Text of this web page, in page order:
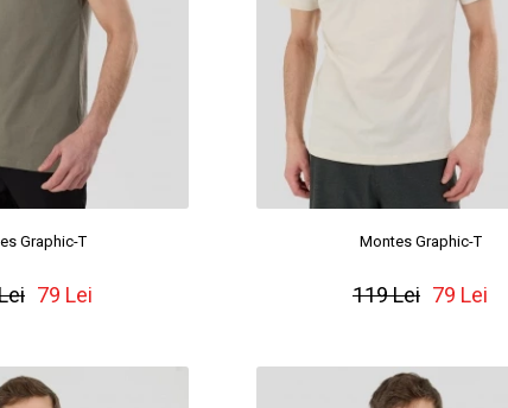
Graphic-T
79 Lei
Montes Graphic-T
119 Lei 79 Lei